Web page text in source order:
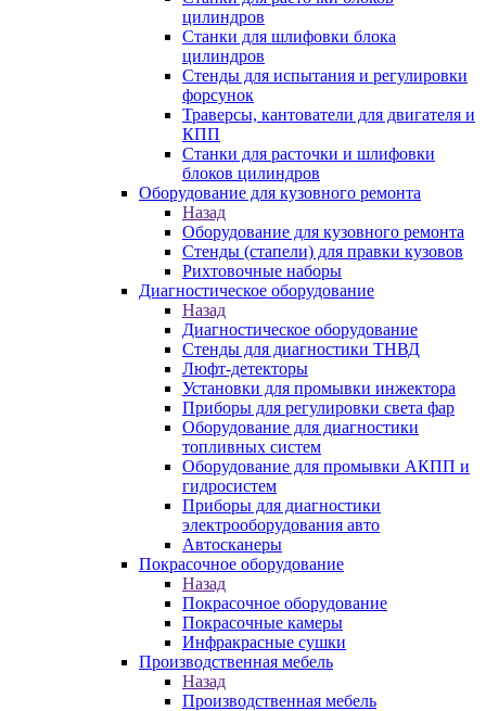
цилиндров
Станки для шлифовки блока
цилиндров
Стенды для испытания и регулировки
форсунок
Траверсы, кантователи для двигателя и
КПП
Станки для расточки и шлифовки
блоков цилиндров
Оборудование для кузовного ремонта
Назад
Оборудование для кузовного ремонта
Стенды (стапели) для правки кузовов
Рихтовочные наборы
Диагностическое оборудование
Назад
Диагностическое оборудование
Стенды для диагностики ТНВД
Люфт-детекторы
Установки для промывки инжектора
Приборы для регулировки света фар
Оборудование для диагностики
топливных систем
Оборудование для промывки АКПП и
гидросистем
Приборы для диагностики
электрооборудования авто
Автосканеры
Покрасочное оборудование
Назад
Покрасочное оборудование
Покрасочные камеры
Инфракрасные сушки
Производственная мебель
Назад
Производственная мебель